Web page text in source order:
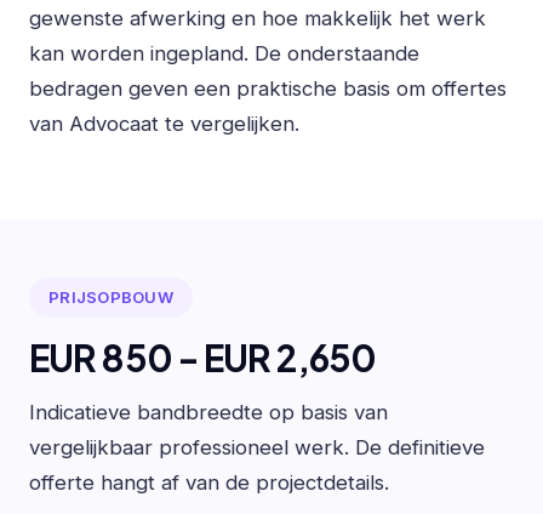
gewenste afwerking en hoe makkelijk het werk
kan worden ingepland. De onderstaande
bedragen geven een praktische basis om offertes
van Advocaat te vergelijken.
PRIJSOPBOUW
EUR 850 - EUR 2,650
Indicatieve bandbreedte op basis van
vergelijkbaar professioneel werk. De definitieve
offerte hangt af van de projectdetails.